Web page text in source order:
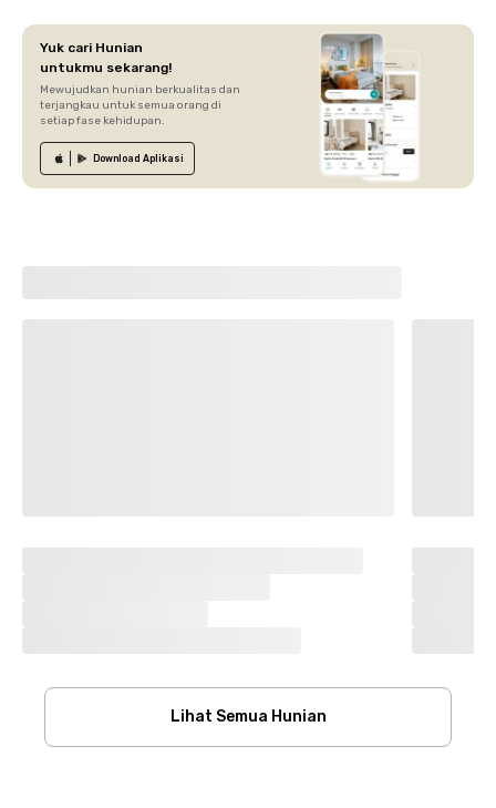
Yuk cari Hunian
untukmu sekarang!
Mewujudkan hunian berkualitas dan
terjangkau untuk semua orang di
setiap fase kehidupan.
Download Aplikasi
Lihat Semua Hunian